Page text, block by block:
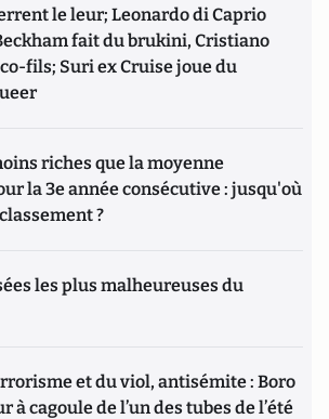
le leur; Leonardo di Caprio
fait du brukini, Cristiano
fils; Suri ex Cruise joue du
riches que la moyenne
la 3e année consécutive : jusqu'où
?
les plus malheureuses du
et du viol, antisémite : Boro
à cagoule de l’un des tubes de l’été